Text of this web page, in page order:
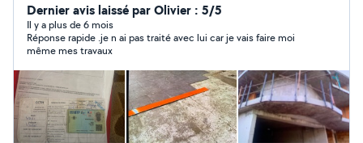
bricolage travail propre ponctuel et finition excellente
(montage de mur parpaing, brique ,façade .........tout
matériel de fabrication et en ma possession )document
certifié : bulletin de salaire , formation ,carte btp.
satisfaire le client est faire un travail propre je suis
ponctuel j'aime être a l'écoute du client même si ce
n'est pas son métier . Disponible 24sur 24 les prix sont
très raisonnable chaque travail mérite son salaire
respecter le client.
Dernier avis laissé par Olivier : 5/5
Il y a plus de 6 mois
Réponse rapide .je n ai pas traité avec lui car je vais faire moi
même mes travaux